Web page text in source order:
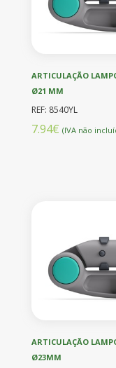
ARTICULAÇÃO
Ø21 MM
REF: 8540YL
7.94€ (IVA não
ARTICULAÇÃO
Ø23MM